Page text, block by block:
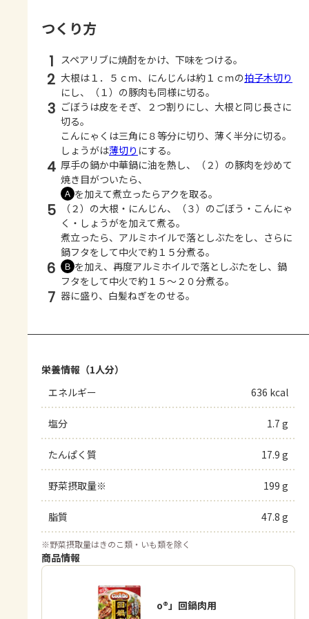
つくり方
1 スペアリブに焼酎をかけ、下味をつける。
2 大根は１．５ｃｍ、にんじんは約１ｃｍの拍子木切り
にし、（１）の豚肉も同様に切る。
3 ごぼうは皮をそぎ、２つ割りにし、大根と同じ長さに
切る。
こんにゃくは三角に８等分に切り、薄く半分に切る。
しょうがは薄切り にする。
4 厚手の鍋か中華鍋に油を熱し、（２）の豚肉を炒めて
焼き目がついたら、
Ａ を加えて煮立ったらアクを取る。
5
（２）の大根・にんじん、（３）のごぼう・こんにゃ
く・しょうがを加えて煮る。
煮立ったら、アルミホイルで落としぶたをし、さらに
鍋フタをして中火で約１５分煮る。
6 Ｂ を加え、再度アルミホイルで落としぶたをし、鍋
フタをして中火で約１５～２０分煮る。
7 器に盛り、白髪ねぎをのせる。
栄養情報（1人分）
エネルギー
636 kcal
塩分 1.7 g
たんぱく質 17.9 g
野菜摂取量※ 199 g
脂質 47.8 g
※野菜摂取量はきのこ類・いも類を除く
商品情報
「Cook Do®」回鍋肉用